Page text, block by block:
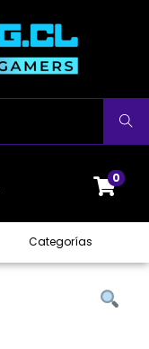
Buscar
0
Categorías